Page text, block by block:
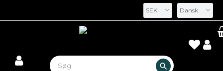
Dansk
SEK
search